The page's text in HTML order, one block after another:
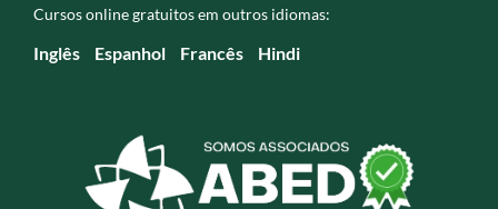
Cursos online gratuitos em outros idiomas:
Inglês Espanhol Francês Hindi